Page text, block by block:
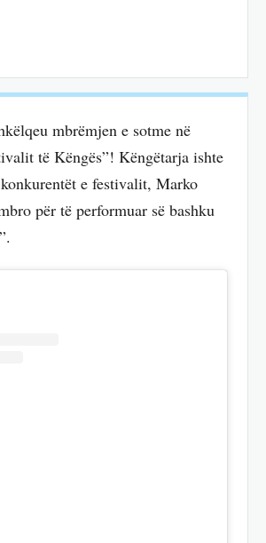
mbrëmjen e sotme në
të Këngës”! Këngëtarja ishte
e festivalit, Marko
për të performuar së bashku